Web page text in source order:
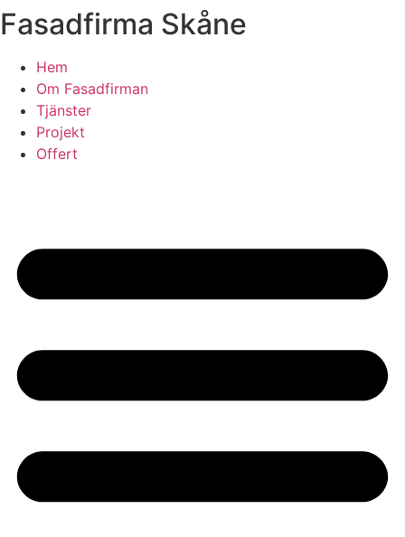
Skip
to
content
Fasadfirma Skåne
Hem
Om Fasadfirman
Tjänster
Projekt
Offert